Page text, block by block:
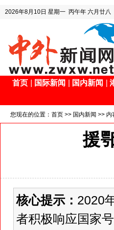
2026年8月10日 星期一 丙午年 六月廿八
首页 国际新闻 国内新闻
您现在的位置： 首页 >> 国内新闻 >> 内
援
核心提示： 2020
者积极响应国家